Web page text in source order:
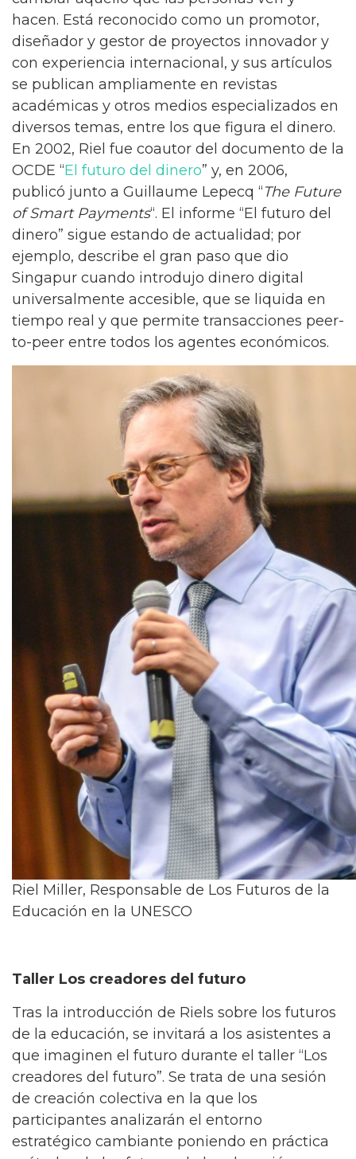
hacen. Está reconocido como un promotor,
diseñador y gestor de proyectos innovador y
con experiencia internacional, y sus artículos
se publican ampliamente en revistas
académicas y otros medios especializados en
diversos temas, entre los que figura el dinero.
En 2002, Riel fue coautor del documento de la
OCDE “El futuro del dinero” y, en 2006,
publicó junto a Guillaume Lepecq “The Future
of Smart Payments“. El informe “El futuro del
dinero” sigue estando de actualidad; por
ejemplo, describe el gran paso que dio
Singapur cuando introdujo dinero digital
universalmente accesible, que se liquida en
tiempo real y que permite transacciones peer-
to-peer entre todos los agentes económicos.
Riel Miller, Responsable de Los Futuros de la
Educación en la UNESCO
Taller Los creadores del futuro
Tras la introducción de Riels sobre los futuros
de la educación, se invitará a los asistentes a
que imaginen el futuro durante el taller “Los
creadores del futuro”. Se trata de una sesión
de creación colectiva en la que los
participantes analizarán el entorno
estratégico cambiante poniendo en práctica